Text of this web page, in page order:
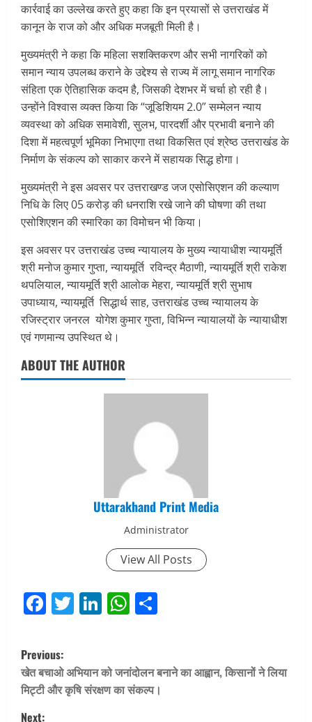
कार्रवाई का उल्लेख करते हुए कहा कि इन प्रयासों से उत्तराखंड में
कानून के राज को और अधिक मजबूती मिली है।
मुख्यमंत्री ने कहा कि महिला सशक्तिकरण और सभी नागरिकों को
समान न्याय उपलब्ध कराने के उद्देश्य से राज्य में लागू समान नागरिक
संहिता एक ऐतिहासिक कदम है, जिसकी देशभर में चर्चा हो रही है।
उन्होंने विश्वास व्यक्त किया कि “जूडिशियम 2.0” सम्मेलन न्याय
व्यवस्था को अधिक समावेशी, सुलभ, पारदर्शी और प्रभावी बनाने की
दिशा में महत्वपूर्ण भूमिका निभाएगा तथा विकसित एवं श्रेष्ठ उत्तराखंड के
निर्माण के संकल्प को साकार करने में सहायक सिद्ध होगा।
मुख्यमंत्री ने इस अवसर पर उत्तराखण्ड जज एसोसिएशन की कल्याण
निधि के लिए 05 करोड़ की धनराशि रखे जाने की घोषणा की तथा
एसोशिएशन की स्मारिका का विमोचन भी किया।
इस अवसर पर उत्तराखंड उच्च न्यायालय के मुख्य न्यायाधीश न्यायमूर्ति
श्री मनोज कुमार गुप्ता, न्यायमूर्ति रविन्द्र मैठाणी, न्यायमूर्ति श्री राकेश
थपलियाल, न्यायमूर्ति श्री आलोक मेहरा, न्यायमूर्ति श्री सुभाष
उपाध्याय, न्यायमूर्ति सिद्धार्थ साह, उत्तराखंड उच्च न्यायालय के
रजिस्ट्रार जनरल योगेश कुमार गुप्ता, विभिन्न न्यायालयों के न्यायाधीश
एवं गणमान्य उपस्थित थे।
ABOUT THE AUTHOR
Uttarakhand Print Media
Administrator
View All Posts
Facebook
Twitter
LinkedIn
WhatsApp
P
o
s
Previous:
खेत बचाओ अभियान को जनांदोलन बनाने का आह्वान, किसानों ने लिया
मिट्टी और कृषि संरक्षण का संकल्प।
Next: